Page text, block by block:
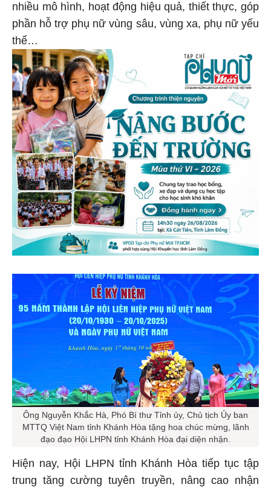
nhiều mô hình, hoạt động hiệu quả, thiết thực, góp
phần hỗ trợ phụ nữ vùng sâu, vùng xa, phụ nữ yếu
thế…
Ông Nguyễn Khắc Hà, Phó Bí thư Tỉnh ủy, Chủ tịch Ủy ban
MTTQ Việt Nam tỉnh Khánh Hòa tặng hoa chúc mừng, lãnh
đạo đạo Hội LHPN tỉnh Khánh Hòa đại diện nhận.
Hiện nay, Hội LHPN tỉnh Khánh Hòa tiếp tục tập
trung tăng cường tuyên truyền, nâng cao nhận